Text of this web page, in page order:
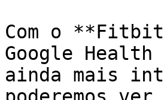
Com o
Google Health
ainda mais